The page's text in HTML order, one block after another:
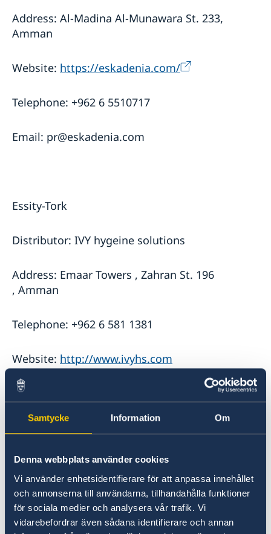
Samtycke Information Om
Denna webbplats använder cookies
Vi använder enhetsidentifierare för att anpassa innehållet
och annonserna till användarna, tillhandahålla funktioner
för sociala medier och analysera vår trafik. Vi
vidarebefordrar även sådana identifierare och annan
Address: Al-Madina Al-Munawara St. 233,
Amman
Website: https://eskadenia.com/
Telephone: +962 6 5510717
Email: pr@eskadenia.com
Essity-Tork
Distributor: IVY hygeine solutions
Address: Emaar Towers , Zahran St. 196
, Amman
Telephone: +962 6 581 1381
Website: http://www.ivyhs.com
GAC
Address: Rafiq Baha'a El-Din Al-Hariri 14,
Abdali, Amman